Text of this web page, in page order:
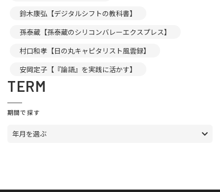
鈴木康弘【デジタルシフトの教科書】
孫泰蔵【孫泰蔵のシリコンバレーエクスプレス】
村口和孝【日の丸キャピタリスト風雲録】
安岡定子【『論語』を実践に活かす】
TERM
期間で探す
年月を選ぶ